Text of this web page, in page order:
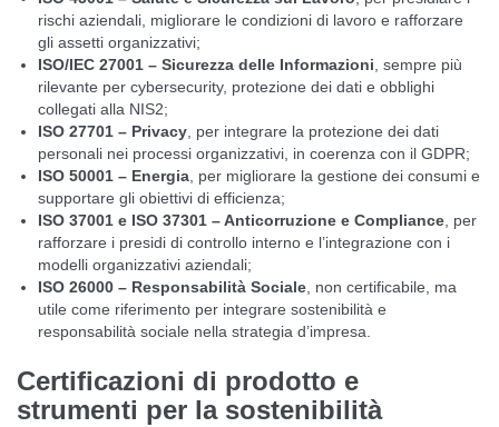
rischi aziendali, migliorare le condizioni di lavoro e rafforzare
gli assetti organizzativi;
ISO/IEC 27001 – Sicurezza delle Informazioni , sempre più
rilevante per cybersecurity, protezione dei dati e obblighi
collegati alla NIS2;
ISO 27701 – Privacy, per integrare la protezione dei dati
personali nei processi organizzativi, in coerenza con il GDPR;
ISO 50001 – Energia, per migliorare la gestione dei consumi e
supportare gli obiettivi di efficienza;
ISO 37001 e ISO 37301 – Anticorruzione e Compliance, per
rafforzare i presidi di controllo interno e l’integrazione con i
modelli organizzativi aziendali;
ISO 26000 – Responsabilità Sociale, non certificabile, ma
utile come riferimento per integrare sostenibilità e
responsabilità sociale nella strategia d’impresa.
Certificazioni di prodotto e
strumenti per la sostenibilità